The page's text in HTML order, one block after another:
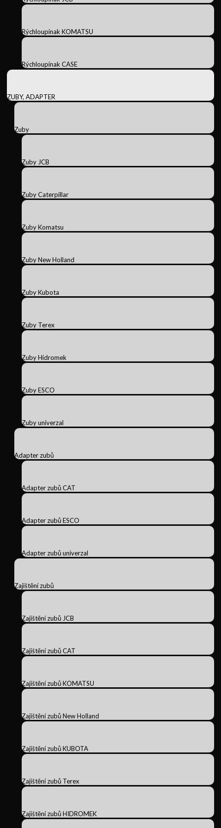
Rýchloupínak KOMATSU
Rýchloupínak CASE
ZUBY, ADAPTER
Zuby
Zuby JCB
Zuby Caterpillar
Zuby Komatsu
Zuby New Holland
Zuby Kubota
Zuby Terex
Zuby Hidromek
Zuby ESCO
Zuby univerzal
Adapter zubů
Adapter zubů CAT
Adapter zubů ESCO
Adapter zubů univerzal
Zajištění zubů
Zajištění zubů JCB
Zajištění zubů CAT
Zajištění zubů KOMATSU
Zajištění zubů New Holland
Zajištění zubů KUBOTA
Zajištění zubů Terex
Zajištění zubů HIDROMEK